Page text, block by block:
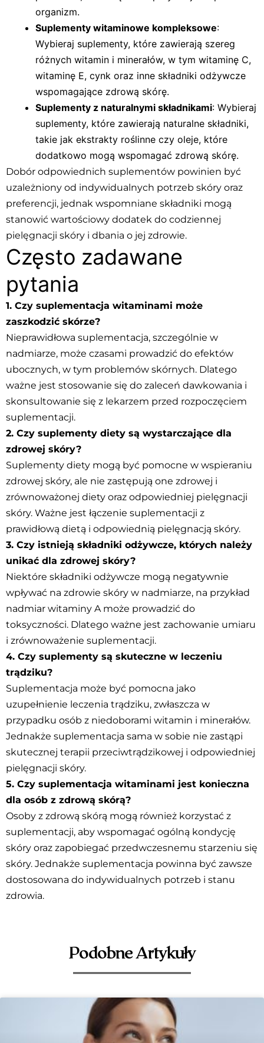
organizm.
Suplementy witaminowe kompleksowe:
Wybieraj suplementy, które zawierają szereg
różnych witamin i minerałów, w tym witaminę C,
witaminę E, cynk oraz inne składniki odżywcze
wspomagające zdrową skórę.
Suplementy z naturalnymi składnikami: Wybieraj
suplementy, które zawierają naturalne składniki,
takie jak ekstrakty roślinne czy oleje, które
dodatkowo mogą wspomagać zdrową skórę.
Dobór odpowiednich suplementów powinien być
uzależniony od indywidualnych potrzeb skóry oraz
preferencji, jednak wspomniane składniki mogą
stanowić wartościowy dodatek do codziennej
pielęgnacji skóry i dbania o jej zdrowie.
Często zadawane
pytania
1. Czy suplementacja witaminami może
zaszkodzić skórze?
Nieprawidłowa suplementacja, szczególnie w
nadmiarze, może czasami prowadzić do efektów
ubocznych, w tym problemów skórnych. Dlatego
ważne jest stosowanie się do zaleceń dawkowania i
skonsultowanie się z lekarzem przed rozpoczęciem
suplementacji.
2. Czy suplementy diety są wystarczające dla
zdrowej skóry?
Suplementy diety mogą być pomocne w wspieraniu
zdrowej skóry, ale nie zastępują one zdrowej i
zrównoważonej diety oraz odpowiedniej pielęgnacji
skóry. Ważne jest łączenie suplementacji z
prawidłową dietą i odpowiednią pielęgnacją skóry.
3. Czy istnieją składniki odżywcze, których należy
unikać dla zdrowej skóry?
Niektóre składniki odżywcze mogą negatywnie
wpływać na zdrowie skóry w nadmiarze, na przykład
nadmiar witaminy A może prowadzić do
toksyczności. Dlatego ważne jest zachowanie umiaru
i zrównoważenie suplementacji.
4. Czy suplementy są skuteczne w leczeniu
trądziku?
Suplementacja może być pomocna jako
uzupełnienie leczenia trądziku, zwłaszcza w
przypadku osób z niedoborami witamin i minerałów.
Jednakże suplementacja sama w sobie nie zastąpi
skutecznej terapii przeciwtrądzikowej i odpowiedniej
pielęgnacji skóry.
5. Czy suplementacja witaminami jest konieczna
dla osób z zdrową skórą?
Osoby z zdrową skórą mogą również korzystać z
suplementacji, aby wspomagać ogólną kondycję
skóry oraz zapobiegać przedwczesnemu starzeniu się
skóry. Jednakże suplementacja powinna być zawsze
dostosowana do indywidualnych potrzeb i stanu
zdrowia.
Podobne Artykuły